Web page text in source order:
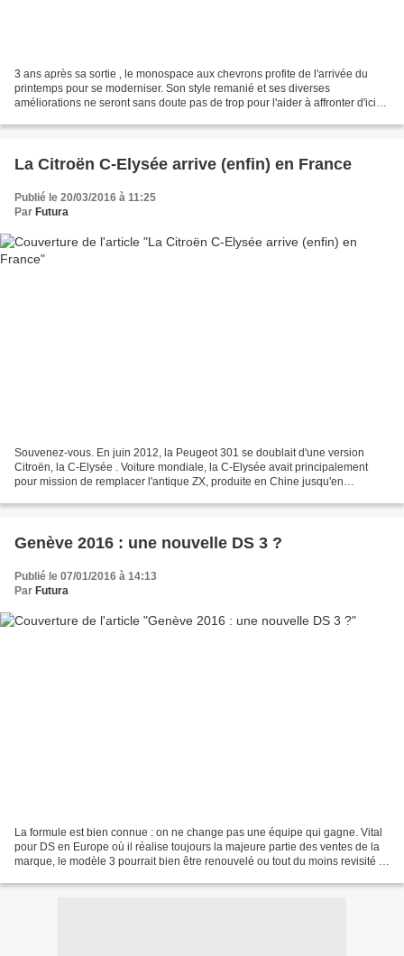
3 ans après sa sortie , le monospace aux chevrons profite de l'arrivée du
printemps pour se moderniser. Son style remanié et ses diverses
améliorations ne seront sans doute pas de trop pour l'aider à affronter d'ici
La Citroën C-Elysée arrive (enfin) en France
Publié le 20/03/2016 à 11:25
Par Futura
Souvenez-vous. En juin 2012, la Peugeot 301 se doublait d'une version
Citroën, la C-Elysée . Voiture mondiale, la C-Elysée avait principalement
pour mission de remplacer l'antique ZX, produite en Chine jusqu'en
Genève 2016 : une nouvelle DS 3 ?
Publié le 07/01/2016 à 14:13
Par Futura
La formule est bien connue : on ne change pas une équipe qui gagne. Vital
pour DS en Europe où il réalise toujours la majeure partie des ventes de la
marque, le modèle 3 pourrait bien être renouvelé ou tout du moins revisité à